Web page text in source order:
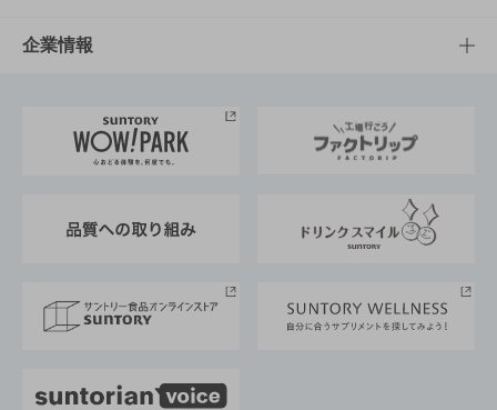
栄養成分一覧
工場見学
地域情報
サントリーホール
サントリーサンバーズ大阪
サステナビリティTOP
サントリーが考えるサステナビリティ経営
企業情報
企業概要
採用情報